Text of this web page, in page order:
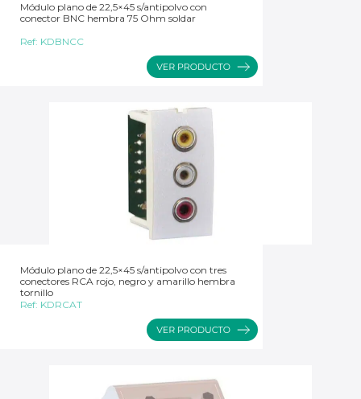
Módulo plano de 22,5×45 s/antipolvo con
conector BNC hembra 75 Ohm soldar
Ref: KDBNCC
Módulo plano de 22,5×45 s/antipolvo con tres
conectores RCA rojo, negro y amarillo hembra
tornillo
Ref: KDRCAT